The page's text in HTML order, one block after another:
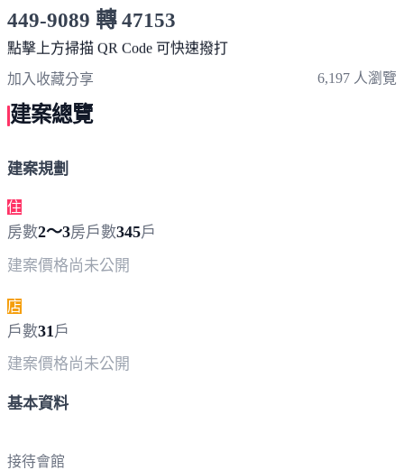
449-9089 轉 47153
服務時間 10:00～19:00
點擊上方掃描 QR Code 可快速撥打
加入收藏分享 6,197 人瀏覽
建案總覽
建案規劃
住
房數2～3房戶數345戶
建案價格尚未公開
店
戶數31 戶
建案價格尚未公開
基本資料
接待會館